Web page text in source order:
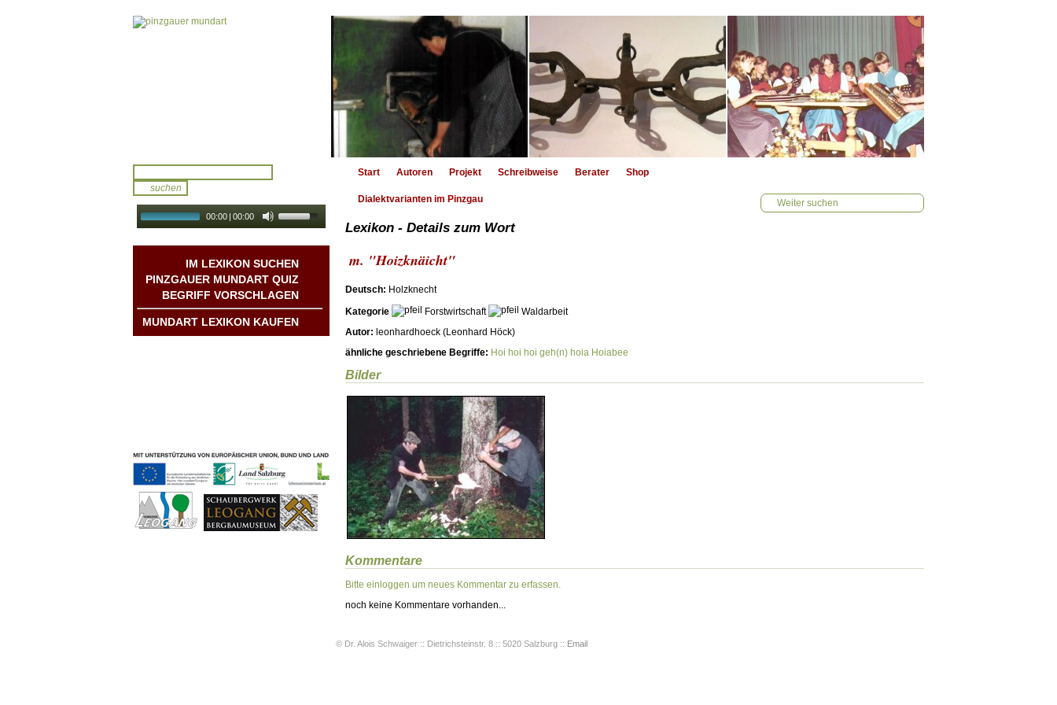
00:00 | 00:00
IM LEXIKON SUCHEN
PINZGAUER MUNDART QUIZ
BEGRIFF VORSCHLAGEN
MUNDART LEXIKON KAUFEN
Start Autoren Projekt Schreibweise Berater Shop
Dialektvarianten im Pinzgau Weiter suchen
Lexikon - Details zum Wort
m. "Hoizknäicht"
Deutsch: Holzknecht
Kategorie
Forstwirtschaft
Waldarbeit
Autor: leonhardhoeck (Leonhard Höck)
ähnliche geschriebene Begriffe: Hoi hoi hoi geh(n) hoia Hoiabee
Bilder
Kommentare
Bitte einloggen um neues Kommentar zu erfassen.
noch keine Kommentare vorhanden...
© Dr. Alois Schwaiger :: Dietrichsteinstr. 8 :: 5020 Salzburg :: Email